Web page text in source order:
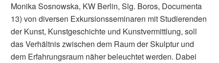
Monika Sosnowska, KW Berlin, Slg. Boros, Documenta
13) von diversen Exkursionsseminaren mit Studierenden
der Kunst, Kunstgeschichte und Kunstvermittlung, soll
das Verhältnis zwischen dem Raum der Skulptur und
dem Erfahrungsraum näher beleuchtet werden. Dabei